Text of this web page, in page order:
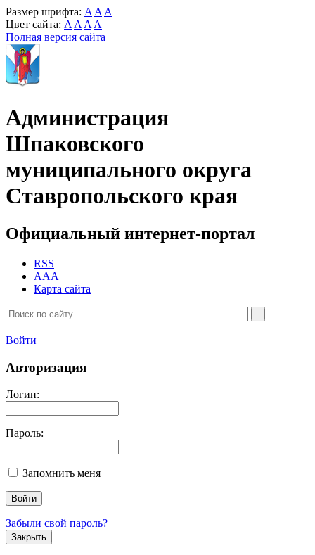
Размер шрифта: A A A
Цвет сайта: A A A A
Полная версия сайта
Администрация
Шпаковского
муниципального округа
Ставропольского края
Официальный интернет-портал
RSS
AAA
Карта сайта
Войти
Авторизация
Логин:
Пароль:
Запомнить меня
Забыли свой пароль?
Закрыть